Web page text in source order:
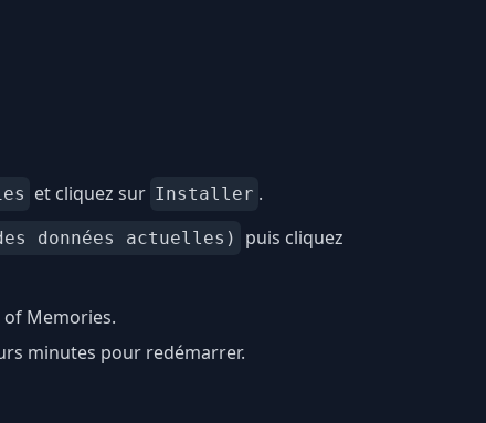
et cliquez sur Installer .
données actuelles)
puis cliquez
Memories.
minutes pour redémarrer.